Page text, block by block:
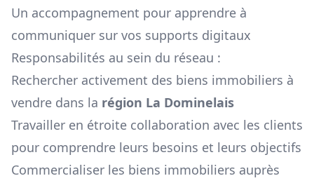
Un accompagnement pour apprendre à
communiquer sur vos supports digitaux
Responsabilités au sein du réseau :
Rechercher activement des biens immobiliers à
vendre dans la région La Dominelais
Travailler en étroite collaboration avec les clients
pour comprendre leurs besoins et leurs objectifs
Commercialiser les biens immobiliers auprès